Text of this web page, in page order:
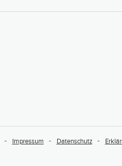
Impressum Datenschutz